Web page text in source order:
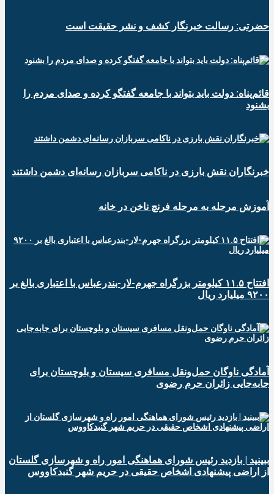
حضرتی: رسالت خبرنگار کشف و نشر حقیقت است
قائم‌پناه: دولت باید بتواند با جامعه گفتگو کرده و صدای مردم را
بشنود
خبرنگاران نقش بارزی در ناکامی سربازان رسانه‌ای دشمن داشتند
آموزش مرحله به مرحله فرنچ ناخن در خانه
افتتاح ۱۱.۵ کیلومتر بزرگراه جهرم-لار-بندرعباس با اعتباری بالغ بر
۹۲۰۰ میلیارد ریال
آمادگی ناوگان حمل‌ونقل مسافری سیستان و بلوچستان برای
جابه‌جایی زائران حرم رضوی
ببینید | بازدید رئیس شورای هماهنگی امور راه و شهرسازی گلستان
از اراضی پیشنهادی اشخاص حقیقی در حریم شهر گنبدکاووس